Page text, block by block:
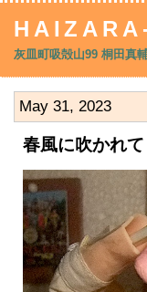
灰皿町吸殻山99 桐田真
May 31, 2023
春風に吹かれ